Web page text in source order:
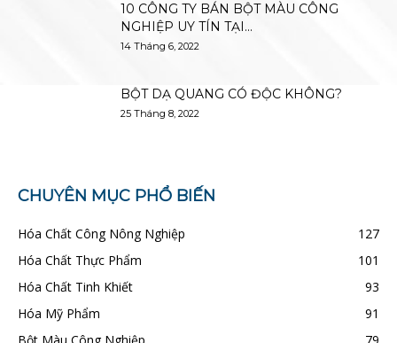
10 CÔNG TY BÁN BỘT MÀU CÔNG
NGHIỆP UY TÍN TẠI...
14 Tháng 6, 2022
BỘT DẠ QUANG CÓ ĐỘC KHÔNG?
25 Tháng 8, 2022
CHUYÊN MỤC PHỔ BIẾN
Hóa Chất Công Nông Nghiệp
127
Hóa Chất Thực Phẩm
101
Hóa Chất Tinh Khiết
93
Hóa Mỹ Phẩm
91